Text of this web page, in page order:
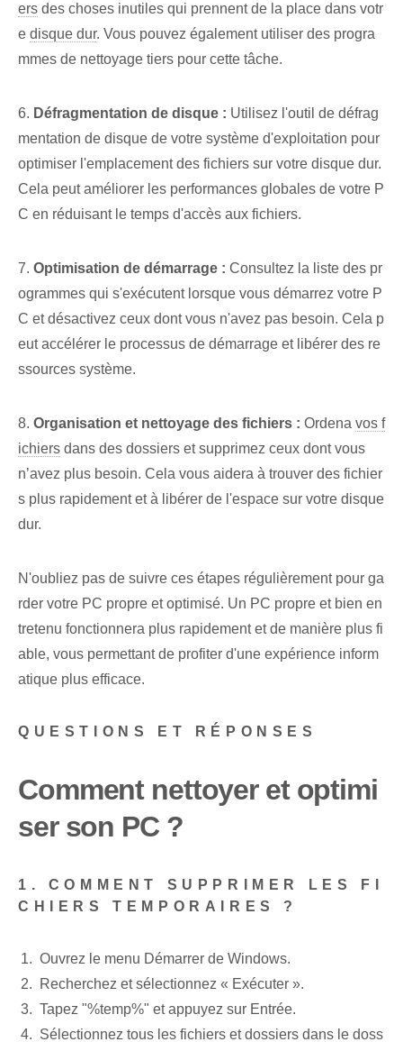
ers des choses inutiles qui prennent de la place dans votr
e disque dur. Vous pouvez également utiliser des progra
mmes de nettoyage tiers pour cette tâche.
6. Défragmentation de disque : Utilisez l'outil de défrag
mentation de disque de votre système d'exploitation pour
optimiser l'emplacement des fichiers sur votre disque dur.
Cela peut améliorer les performances globales de votre P
C en réduisant le temps d'accès aux fichiers.
7. Optimisation de démarrage : Consultez la liste des pr
ogrammes qui s'exécutent lorsque vous démarrez votre P
C et désactivez ceux dont vous n'avez pas besoin. Cela p
eut accélérer le processus de démarrage et libérer des re
ssources système.
8. Organisation et nettoyage des fichiers : Ordena vos f
ichiers dans des dossiers et supprimez ceux dont vous
n’avez plus besoin. Cela vous aidera à trouver des fichier
s plus rapidement et à libérer de l'espace sur votre disque
dur.
N'oubliez pas de suivre ces étapes régulièrement pour ga
rder votre PC propre et optimisé. Un PC propre et bien en
tretenu fonctionnera plus rapidement et de manière plus fi
able, vous permettant de profiter d'une expérience inform
atique plus efficace.
QUESTIONS ET RÉPONSES
Comment nettoyer et optimi
ser son PC ?
1. COMMENT SUPPRIMER LES FI
CHIERS TEMPORAIRES ?
Ouvrez le menu Démarrer de Windows.
Recherchez et sélectionnez « Exécuter ».
Tapez "%temp%" et appuyez sur Entrée.
Sélectionnez tous les fichiers et dossiers dans le doss